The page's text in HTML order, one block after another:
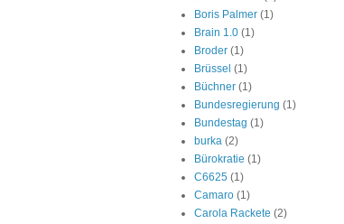
Boris Palmer (1)
Brain 1.0 (1)
Broder (1)
Brüssel (1)
Büchner (1)
Bundesregierung (1)
Bundestag (1)
burka (2)
Bürokratie (1)
C6625 (1)
Camaro (1)
Carola Rackete (2)